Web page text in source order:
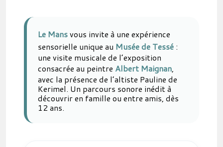
Le Mansvous invite à une expérience
sensorielle unique au Musée de Tessé :
une visite musicale de l’exposition
consacrée au peintre Albert Maignan,
avec la présence de l’altiste Pauline de
Kerimel. Un parcours sonore inédit à
découvrir en famille ou entre amis, dès
12 ans.